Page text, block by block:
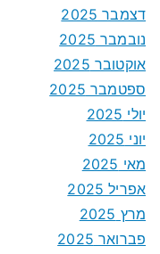
דצמבר 2025
נובמבר 2025
אוקטובר 2025
ספטמבר 2025
יולי 2025
יוני 2025
מאי 2025
אפריל 2025
מרץ 2025
פברואר 2025